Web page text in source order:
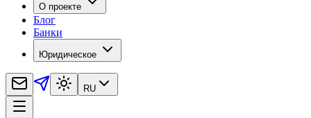
О проекте
Блог
Банки
Юридическое
RU